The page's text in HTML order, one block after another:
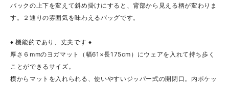
バックの上下を変えて斜め掛けにすると、背部から見える柄が変わりま
す。２通りの雰囲気を味わえるバッグです。
♦ 機能的であり、丈夫です ♦
厚さ６mmのヨガマット（幅61×長175cm）にウェアを入れて持ち歩く
ことができるサイズ。
横からマットを入れられる、使いやすいジッパー式の開閉口。内ポケッ